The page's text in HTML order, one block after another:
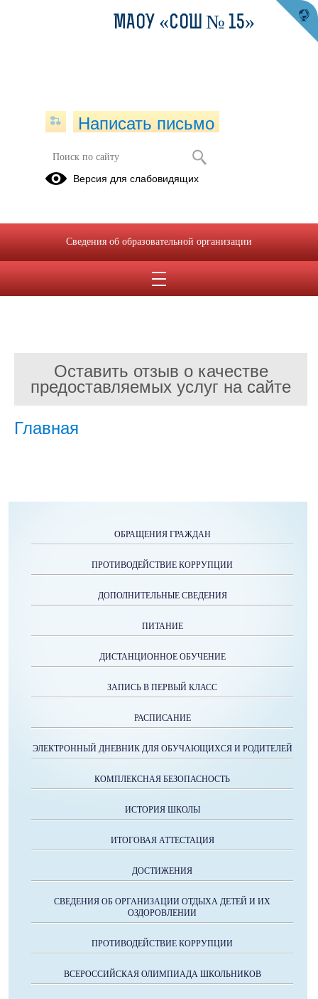
Оставить отзыв о качестве
предоставляемых услуг на сайте
Главная
ОБРАЩЕНИЯ ГРАЖДАН
ПРОТИВОДЕЙСТВИЕ КОРРУПЦИИ
ДОПОЛНИТЕЛЬНЫЕ СВЕДЕНИЯ
ПИТАНИЕ
ДИСТАНЦИОННОЕ ОБУЧЕНИЕ
ЗАПИСЬ В ПЕРВЫЙ КЛАСС
РАСПИСАНИЕ
ЭЛЕКТРОННЫЙ ДНЕВНИК ДЛЯ ОБУЧАЮЩИХСЯ И РОДИТЕЛЕЙ
КОМПЛЕКСНАЯ БЕЗОПАСНОСТЬ
ИСТОРИЯ ШКОЛЫ
ИТОГОВАЯ АТТЕСТАЦИЯ
ДОСТИЖЕНИЯ
СВЕДЕНИЯ ОБ ОРГАНИЗАЦИИ ОТДЫХА ДЕТЕЙ И ИХ
ОЗДОРОВЛЕНИИ
ПРОТИВОДЕЙСТВИЕ КОРРУПЦИИ
ВСЕРОССИЙСКАЯ ОЛИМПИАДА ШКОЛЬНИКОВ
МАОУ «СОШ № 15»
Написать письмо
Версия для слабовидящих
Сведения об образовательной организации